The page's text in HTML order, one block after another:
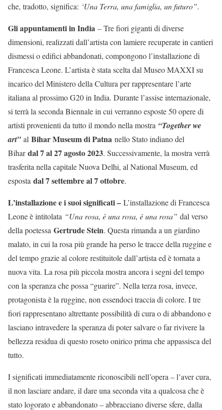
che, tradotto, significa: ‘Una Terra, una famiglia, un futuro”.
Gli appuntamenti in India – Tre fiori giganti di diverse
dimensioni, realizzati dall’artista con lamiere recuperate in cantieri
dismessi o edifici abbandonati, compongono l’installazione di
Francesca Leone. L’artista è stata scelta dal Museo MAXXI su
incarico del Ministero della Cultura per rappresentare l’arte
italiana al prossimo G20 in India. Durante l’assise internazionale,
si terrà la seconda Biennale in cui verranno esposte 50 opere di
artisti provenienti da tutto il mondo nella mostra “Together we
art”al Bihar Museum di Patna nello Stato indiano del
Bihardal 7 al 27 agosto 2023. Successivamente, la mostra verrà
trasferita nella capitale Nuova Delhi, al National Museum, ed
esposta dal 7 settembre al 7 ottobre.
L’installazione e i suoi significati – L’installazione di Francesca
Leone è intitolata “Una rosa, è una rosa, è una rosa” dal verso
della poetessa Gertrude Stein. Questa rimanda a un giardino
malato, in cui la rosa più grande ha perso le tracce della ruggine e
del tempo grazie al colore restituitole dall’artista ed è tornata a
nuova vita. La rosa più piccola mostra ancora i segni del tempo
con la speranza che possa “guarire”. Nella terza rosa, invece,
protagonista è la ruggine, non essendoci traccia di colore. I tre
fiori rappresentano altrettante possibilità di cura o di abbandono e
lasciano intravedere la speranza di poter salvare o far rivivere la
bellezza residua di questo roseto onirico prima che appassisca del
tutto.
I significati immediatamente riconoscibili nell’opera – l’aver cura,
il non lasciare andare, il dare una seconda vita a qualcosa che è
stato logorato e abbandonato – abbracciano diverse sfere, dalla